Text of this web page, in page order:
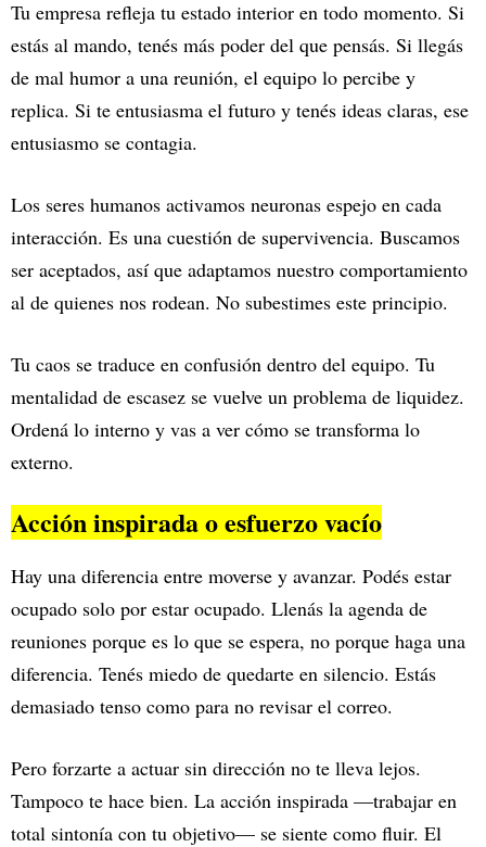
Tu empresa refleja tu estado interior en todo momento. Si
estás al mando, tenés más poder del que pensás. Si llegás
de mal humor a una reunión, el equipo lo percibe y
replica. Si te entusiasma el futuro y tenés ideas claras, ese
entusiasmo se contagia.
Los seres humanos activamos neuronas espejo en cada
interacción. Es una cuestión de supervivencia. Buscamos
ser aceptados, así que adaptamos nuestro comportamiento
al de quienes nos rodean. No subestimes este principio.
Tu caos se traduce en confusión dentro del equipo. Tu
mentalidad de escasez se vuelve un problema de liquidez.
Ordená lo interno y vas a ver cómo se transforma lo
externo.
Acción inspirada o esfuerzo vacío
Hay una diferencia entre moverse y avanzar. Podés estar
ocupado solo por estar ocupado. Llenás la agenda de
reuniones porque es lo que se espera, no porque haga una
diferencia. Tenés miedo de quedarte en silencio. Estás
demasiado tenso como para no revisar el correo.
Pero forzarte a actuar sin dirección no te lleva lejos.
Tampoco te hace bien. La acción inspirada —trabajar en
total sintonía con tu objetivo— se siente como fluir. El